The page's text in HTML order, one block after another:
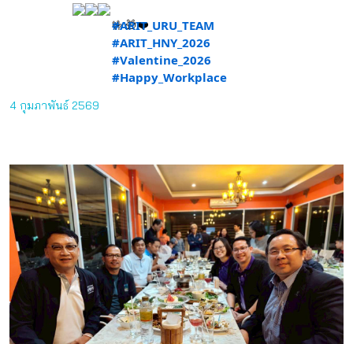
#ARIT_URU_TEAM
#ARIT_HNY_2026
#Valentine_2026
#Happy_Workplace
4 กุมภาพันธ์ 2569